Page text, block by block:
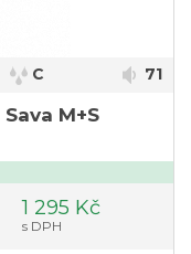
C 71
1 295 Kč
s DPH